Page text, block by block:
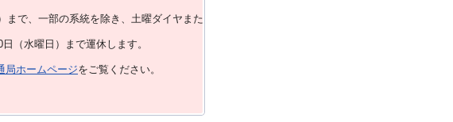
で、⼀部の系統を除き、⼟曜ダイヤまた
（水曜日）まで運休します。
局ホームページをご覧ください。